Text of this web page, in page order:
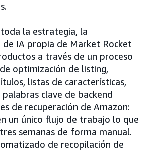
la estrategia, la
IA propia de Market Rocket
a través de un proceso
optimización de listing,
listas de características,
palabras clave de backend
de recuperación de Amazon:
un único flujo de trabajo lo que
semanas de forma manual.
de recopilación de